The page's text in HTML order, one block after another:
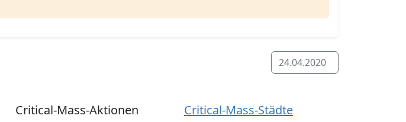
24.04.2020
Critical-Mass-Aktionen Critical-Mass-Städte